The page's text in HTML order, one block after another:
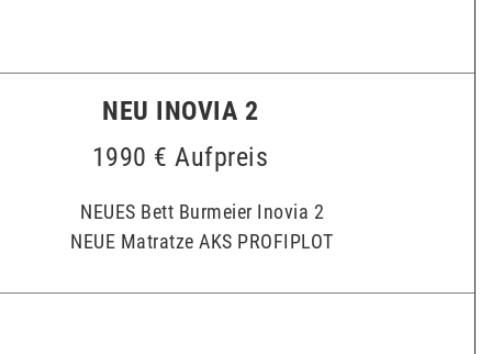
NEU INOVIA 2
1990 € Aufpreis
NEUES Bett Burmeier Inovia 2
NEUE Matratze AKS PROFIPLOT